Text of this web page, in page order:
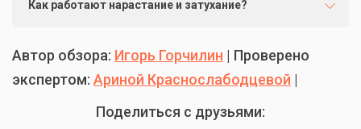
Как работают нарастание и затухание?
Автор обзора: Игорь Горчилин | Проверено
экспертом: Ариной Краснослабодцевой |
Поделиться с друзьями: